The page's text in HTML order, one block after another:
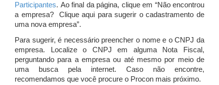
Participantes. Ao final da página, clique em “Não encontrou
a empresa? Clique aqui para sugerir o cadastramento de
uma nova empresa”.
Para sugerir, é necessário preencher o nome e o CNPJ da
empresa. Localize o CNPJ em alguma Nota Fiscal,
perguntando para a empresa ou até mesmo por meio de
uma busca pela internet. Caso não encontre,
recomendamos que você procure o Procon mais próximo.